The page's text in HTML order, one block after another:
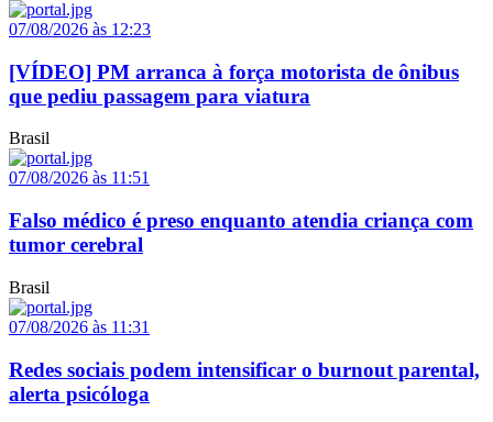
07/08/2026 às 12:23
[VÍDEO] PM arranca à força motorista de ônibus
que pediu passagem para viatura
Brasil
07/08/2026 às 11:51
Falso médico é preso enquanto atendia criança com
tumor cerebral
Brasil
07/08/2026 às 11:31
Redes sociais podem intensificar o burnout parental,
alerta psicóloga